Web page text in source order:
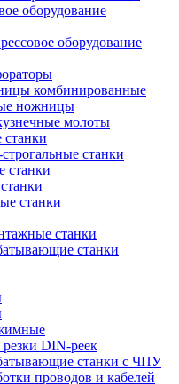
оборудование
оборудование
комбинированные
ножницы
молоты
станки
станки
станки
станки
станки
DIN-реек
станки с ЧПУ
проводов и кабелей